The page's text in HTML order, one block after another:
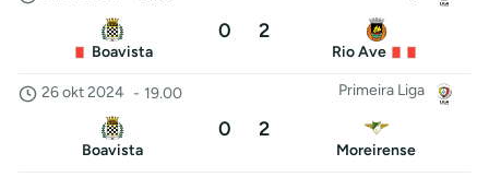
Boavista
0 2
Rio Ave
Primeira Liga
26 okt 2024 - 19.00
Boavista
0 2
Moreirense